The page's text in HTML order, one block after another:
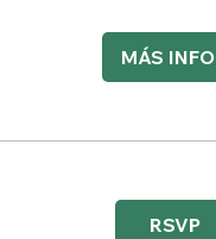
MÁS INFO
RSVP